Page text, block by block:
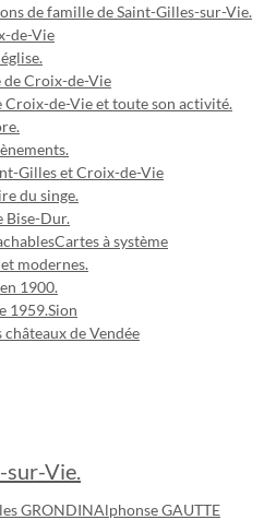
de famille de Saint-Gilles-sur-Vie.
de-Vie
de Croix-de-Vie
Croix-de-Vie et toute son activité.
Gilles et Croix-de-Vie
du singe.
Bise-Dur.
Cartes à système
modernes.
1900.
1959.Sion
châteaux de Vendée
Vie.
GRONDINAlphonse GAUTTE